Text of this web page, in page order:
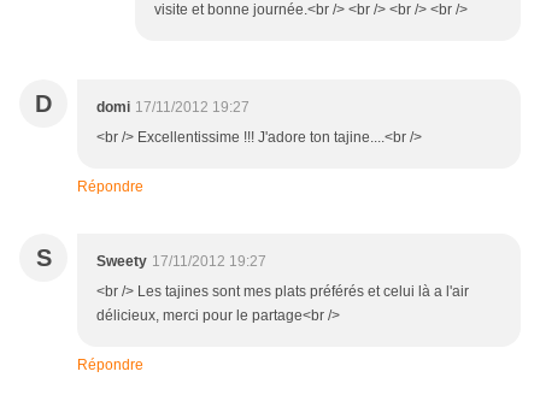
visite et bonne journée.<br /> <br /> <br /> <br />
D domi 17/11/2012 19:27
<br /> Excellentissime !!! J'adore ton tajine....<br />
Répondre
S Sweety 17/11/2012 19:27
<br /> Les tajines sont mes plats préférés et celui là a l'air
délicieux, merci pour le partage<br />
Répondre